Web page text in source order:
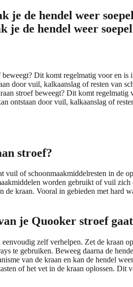
je de hendel weer soepel
je de hendel weer soepel
Dit komt regelmatig voor en
door vuil, kalkaanslag of resten van
stroef beweegt? Dit komt
ontstaan door vuil, kalkaanslag of
stroef?
vuil of schoonmaakmiddelresten in de
worden gebruikt of vuil
kraan. Vooral in gebieden met hard
je Quooker stroef
zelf verhelpen. Zet de kraan
te gebruiken. Beweeg daarna de
van de kraan en kan de hendel
of het vet in de kraan oplossen.